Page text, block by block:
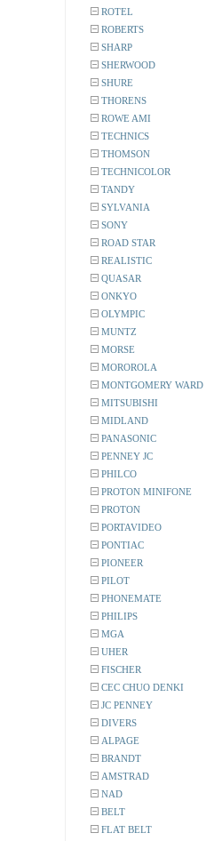
ROTEL
ROBERTS
SHARP
SHERWOOD
SHURE
THORENS
ROWE AMI
TECHNICS
THOMSON
TECHNICOLOR
TANDY
SYLVANIA
SONY
ROAD STAR
REALISTIC
QUASAR
ONKYO
OLYMPIC
MUNTZ
MORSE
MOROROLA
MONTGOMERY WARD
MITSUBISHI
MIDLAND
PANASONIC
PENNEY JC
PHILCO
PROTON MINIFONE
PROTON
PORTAVIDEO
PONTIAC
PIONEER
PILOT
PHONEMATE
PHILIPS
MGA
UHER
FISCHER
CEC CHUO DENKI
JC PENNEY
DIVERS
ALPAGE
BRANDT
AMSTRAD
NAD
BELT
FLAT BELT